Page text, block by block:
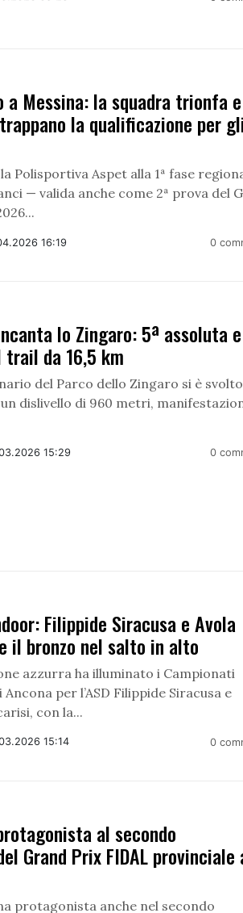
a Messina: la squadra trionfa e
la qualificazione per
Polisportiva Aspet alla 1ª fase
— valida anche come 2ª prova del
16:19 0
lo Zingaro: 5ª assoluta
da 16,5 km
del Parco dello Zingaro si è
dislivello di 960 metri,
15:29 0
Filippide Siracusa e Avola
il bronzo nel salto in alto
azzurra ha illuminato i Campionati
per l’ASD Filippide Siracusa e
con la...
15:14 0
al secondo
Grand Prix FIDAL provinciale
protagonista anche nel secondo